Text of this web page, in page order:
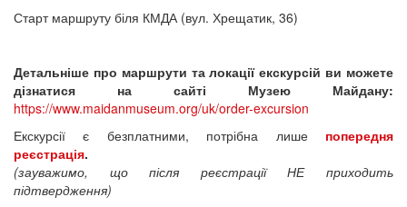
Старт маршруту біля КМДА (вул. Хрещатик, 36)
Детальніше про маршрути та локації екскурсій ви можете
дізнатися на сайті Музею Майдану:
https://www.maidanmuseum.org/uk/order-excursion
Екскурсії є безплатними, потрібна лише попередня
реєстрація.
(зауважимо, що після реєстрації НЕ приходить
підтвердження)